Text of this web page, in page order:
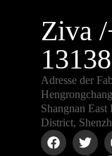
Ziva
Adresse der
Shangnan
District,